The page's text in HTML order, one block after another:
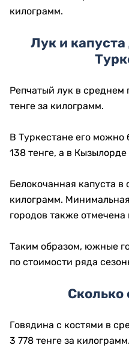
килограмм.
Лук и
Репчатый лук в среднем
тенге за килограмм.
В Туркестане его можно
138 тенге, а в Кызылорде
Белокочанная капуста в
килограмм.
городов также отмечена
Таким образом, южные
по стоимости ряда
Сколько
Говядина с костями в
3 778 тенге за